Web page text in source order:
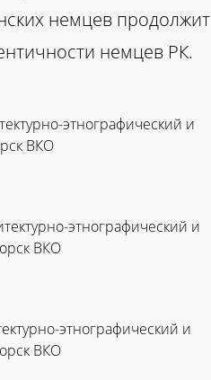
немцев продолжит
немцев РК.
этнографический и
ВКО
этнографический и
ВКО
этнографический и
ВКО